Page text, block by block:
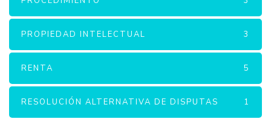
PROPIEDAD INTELECTUAL 3
RENTA 5
RESOLUCIÓN ALTERNATIVA DE DISPUTAS 1